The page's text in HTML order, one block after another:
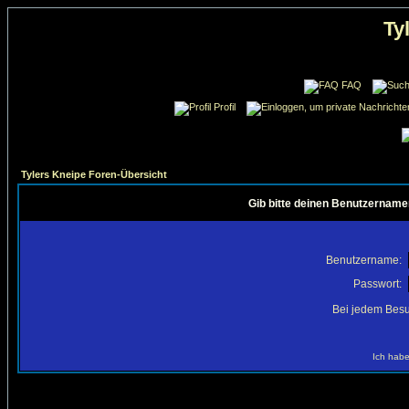
FAQ
Profil
Tylers Kneipe Foren-Übersicht
Gib bitte deinen
Benutzername:
Passwort:
Bei jedem
Ich